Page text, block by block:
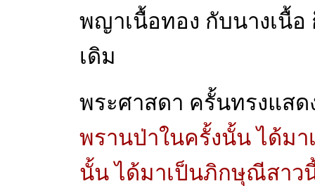
พญาเนื้อทอง กับนางเนื้
เดิม
พระศาสดา ครั้นทรงแส
พรานป่าในครั้งนั้น ได้ม
นั้น ได้มาเป็นภิกษุณีสาว